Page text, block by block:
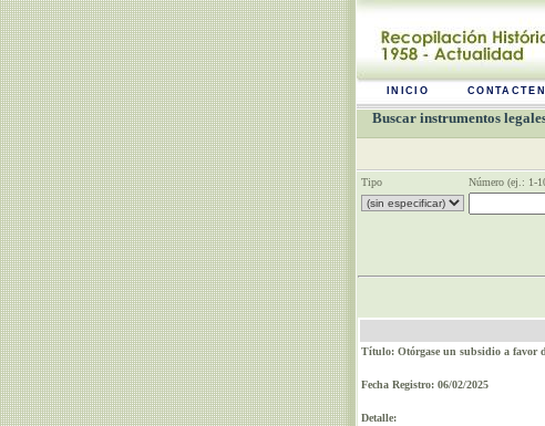
INICIO
Buscar instrumentos
Tipo Número (ej.: 1-
Título: Otórgase un subsidio a favor
Fecha Registro: 06/02/2025
Detalle: